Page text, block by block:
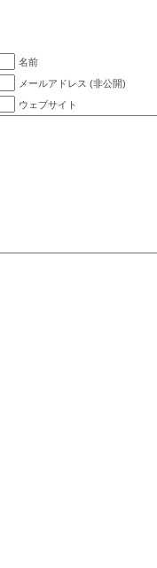
名前
メールアドレス (非公開)
ウェブサイト